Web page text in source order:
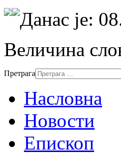
Данас је:
Величина
Претрага
Насловна
Новости
Епископ